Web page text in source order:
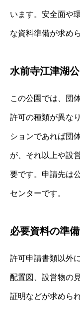
います。安全面や
な資料準備が求め
水前寺江津湖
この公園では、団
許可の種類が異な
ションであれば団
が、それ以上や設
要です。申請先は
センターです。
必要資料の準
許可申請書類以外
配置図、設営物の
証明などが求めら